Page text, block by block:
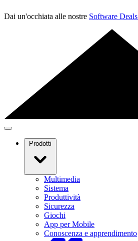
Dai un'occhiata alle nostre Software Deals
Prodotti
Multimedia
Sistema
Produttività
Sicurezza
Giochi
App per Mobile
Conoscenza e apprendimento